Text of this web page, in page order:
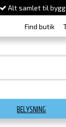
Alt samlet til
Find butik
BELYSNING